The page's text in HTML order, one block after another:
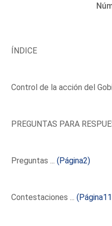
ÍNDICE
Control de la acción del
PREGUNTAS PARA
Preguntas ...(Página2)
Contestaciones ...